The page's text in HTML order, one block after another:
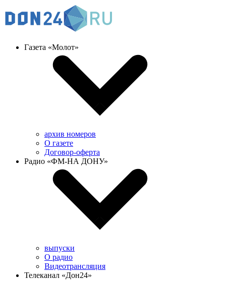
Газета «Молот»
архив номеров
О газете
Договор-оферта
Радио «ФМ-НА ДОНУ»
выпуски
О радио
Видеотрансляция
Телеканал «Дон24»